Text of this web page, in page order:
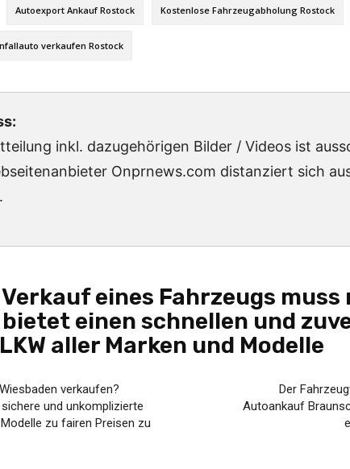
Autoexport Ankauf Rostock Kostenlose Fahrzeugabholung Rostock
verkaufen Rostock
inkl. dazugehörigen Bilder / Videos ist
Onprnews.com distanziert sich
Verkauf eines Fahrzeugs
einen schnellen und
aller Marken und Modelle
verkaufen?
und unkomplizierte
zu fairen Preisen zu
Der
Autoankauf